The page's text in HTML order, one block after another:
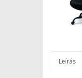
Leírás